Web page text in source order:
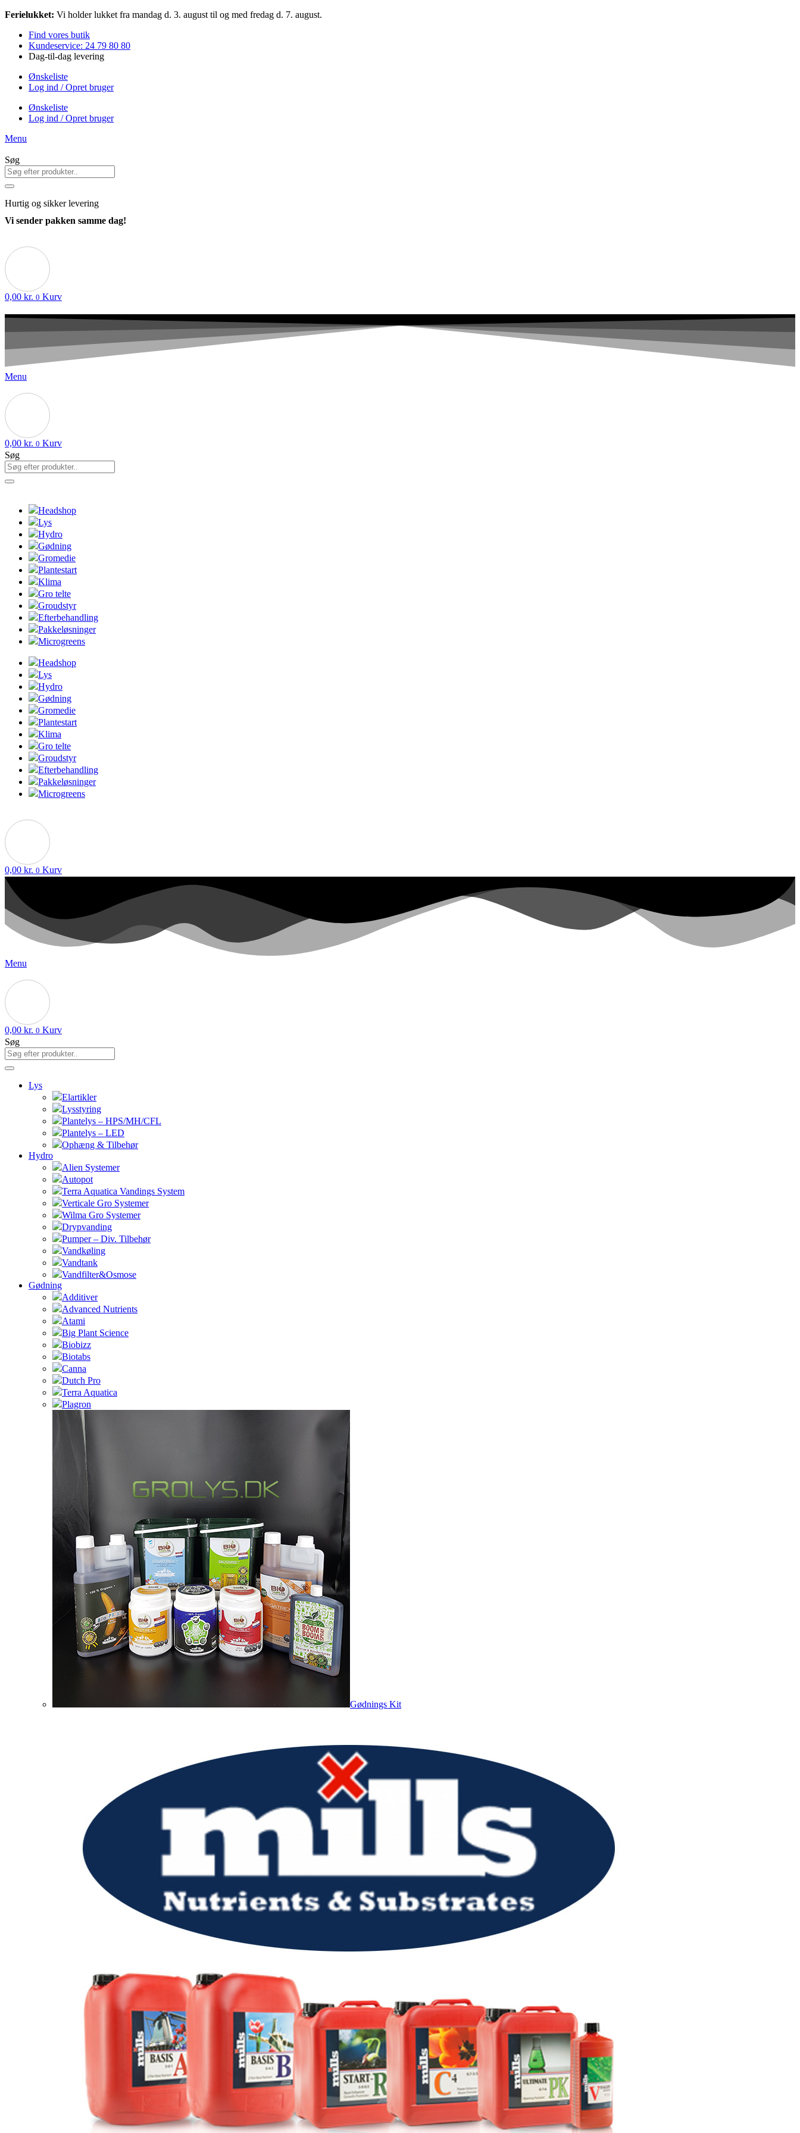
Videre
indhold
Ferielukket: Vi holder lukket fra mandag d. 3. august til og med fredag d. 7. august.
Find vores butik
Kundeservice: 24 79 80 80
Dag-til-dag levering
Ønskeliste
Log ind / Opret bruger
Ønskeliste
Log ind / Opret bruger
Menu
Søg
Hurtig og sikker levering
Vi sender pakken samme dag!
0,00 kr. 0 Kurv
Menu
0,00 kr. 0 Kurv
Søg
Headshop
Lys
Hydro
Gødning
Gromedie
Plantestart
Klima
Gro telte
Groudstyr
Efterbehandling
Pakkeløsninger
Microgreens
Headshop
Lys
Hydro
Gødning
Gromedie
Plantestart
Klima
Gro telte
Groudstyr
Efterbehandling
Pakkeløsninger
Microgreens
0,00 kr. 0 Kurv
Menu
0,00 kr. 0 Kurv
Søg
Lys
Elartikler
Lysstyring
Plantelys – HPS/MH/CFL
Plantelys – LED
Ophæng & Tilbehør
Hydro
Alien Systemer
Autopot
Terra Aquatica Vandings System
Verticale Gro Systemer
Wilma Gro Systemer
Drypvanding
Pumper – Div. Tilbehør
Vandkøling
Vandtank
Vandfilter&Osmose
Gødning
Additiver
Advanced Nutrients
Atami
Big Plant Science
Biobizz
Biotabs
Canna
Dutch Pro
Terra Aquatica
Plagron
Gødnings Kit